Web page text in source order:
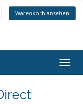
Warenkorb ansehen